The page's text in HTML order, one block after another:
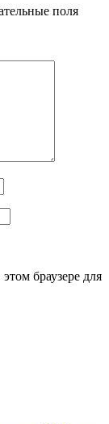
поля
браузере для